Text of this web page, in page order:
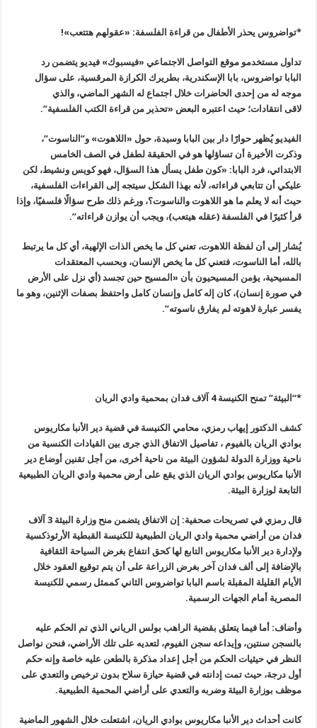
*تواضروس يحذر الأطفال من قراءة الفلسفة: «عقولهم هتتعب»!
تداول مستخدمو موقع التواصل الاجتماعي «فيسبوك» فيديو يتضمن رد
البابا تواضروس، بابا الإسكندرية، بطريرك الكرازة المرقسية، على سؤال
موجه له من إحدى الحاضرات خلال اجتماع له الشهر الماضي، والذي
لاقى انتقادات؛ حيث اعتبره البعض «تحذير من قراءة الكتب الفلسفية”.
الفيديو يُظهر حوارًا دار بين البابا وسيدة، حول «اللاهوت» و”الناسوت”،
وذكرت الأخيرة أن تساؤلها هو في الحقيقة لطفل في الصف الخامس
الابتدائي، فرد البابا: «كون طفل يسأل هذا السؤال، فهو كويس ونشيط، لكن
عليكي أن تتابعي قراءاته، لأنه بهذا الشكل سيتجه إلى القراءات الفلسفية،
حيث أنه لا يعلم ما هو اللاهوت والناسوت؟، ورغم ذلك طرح سؤالًا فلسفيًا، وإذا
قرأ كثيرًا في الفلسفة (عقله هيتعب)، ويجب أن يوازن قراءاته”.
يُشار إلى أن لفظة اللاهوت، تعني كل ما يخص الذات الإلهية، أي كل ما يرتبط
بالله، أما الناسوت، فتعني كل ما يخص الإنسان، وبحسب المعتقدات
المسيحية، يؤمن المسيحيون بأن «المسيح حين تجسد (أي نزل على الأرض
في صورة إنسان)، كان إله كامل وإنسان كامل واحتفظ بصفات الإثنين، وهو ما
يفسر عبارة لاهوته لم يفارق ناسوته”.
*
“ البيئة” تمنح الكنيسة 4 آلاف فدان بمحمية وادي الريان
كشف الدكتور إيهاب رمزي، محامي الكنيسة في قضية دير الأنبا مكاريوس
بوادي الريان بالفيوم ، تفاصيل الاتفاق الذي جرى بين القيادات الكنسية من
ناحية ووزارة الدولة لشؤون البيئة من ناحية أخرى، من أجل تقنين أوضاع دير
الأنبا مكاريوس بوادي الريان الذي يقع على أرض محمية وادي الريان الطبيعية
التابعة لوزارة البيئة.
قال رمزي في تصريحات صحفية: إن الاتفاق يتضمن منح وزارة البيئة 3 آلاف
فدان من أراضي محمية وادي الريان الطبيعية للكنيسة القبطية الأرثوذكسية
ولإدارة دير الأنبا مكاريوس التابع لها كحق انتفاع بغرض السياحة الثقافية
بالإضافة إلى ألف فدان آخر بغرض الزراعة على أن يتم توقيع العقود خلال
الأيام القليلة المقبلة باسم البابا تواضروس الثاني كممثل رسمي للكنيسة
المصرية أمام الجهات الرسمية.
وأضاف: أما فيما يتعلق بقضية الراهب بولس الرياني الذي تم الحكم عليه
بالسجن سنتين، وإيداعه سجن الفيوم، لتعديه على تلك الأراضي، فنحن نواصل
النظر في حيثيات الحكم من أجل إعداد مذكرة بالطعن عليه خاصة وإنه حكم
أول درجة، حيث تمت إدانته في قضية حيازة سلاح بدون ترخيص والتعدي على
موظف بوزارة البيئة وضربه والتعدي على أراضي المحمية الطبيعية.
كانت أحداث دير الأنبا مكاريوس بوادي الريان، اشتعلت خلال الشهور الماضية